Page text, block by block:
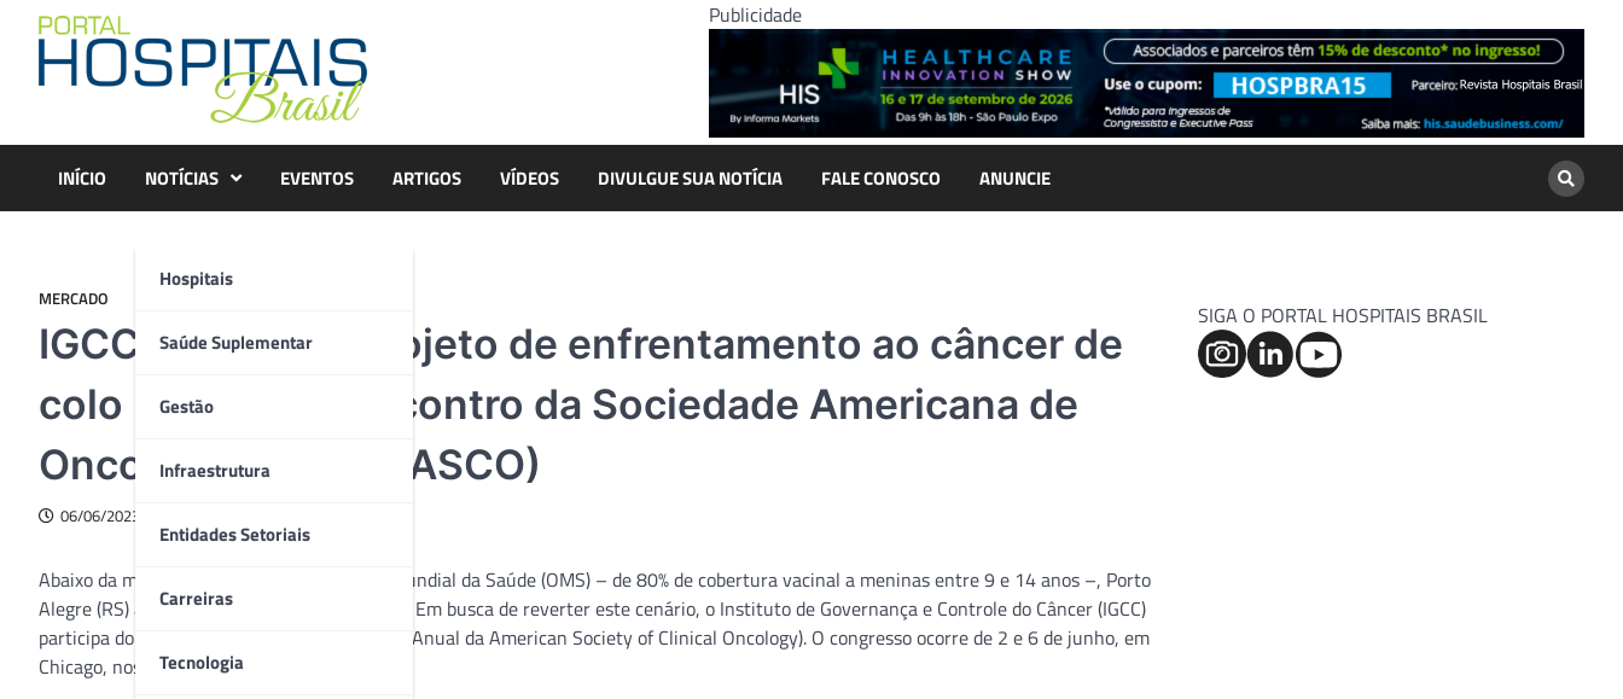
content
Publicidade
INÍCIO NOTÍCIAS
Hospitais
Saúde Suplementar
Gestão
Infraestrutura
Entidades Setoriais
Carreiras
Tecnologia
EVENTOS ARTIGOS VÍDEOS DIVULGUE SUA NOTÍCIA FALE CONOSCO ANUNCIE
MERCADO
IGCC apresenta projeto de enfrentamento ao câncer de
colo uterino no encontro da Sociedade Americana de
Oncologia Clínica (ASCO)
06/06/2023
Abaixo da meta proposta pela Organização Mundial da Saúde (OMS) – de 80% de cobertura vacinal a meninas entre 9 e 14 anos –, Porto
Alegre (RS) apresenta taxa de apenas 36,58%. Em busca de reverter este cenário, o Instituto de Governança e Controle do Câncer (IGCC)
participa do ASCO Annual Meeting (Encontro Anual da American Society of Clinical Oncology). O congresso ocorre de 2 e 6 de junho, em
Chicago, nos Estados Unidos.
SIGA O PORTAL HOSPITAIS BRASIL